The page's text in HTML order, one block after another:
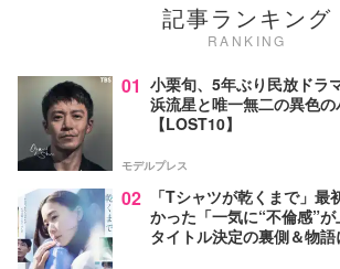
記事ランキング
RANKING
01 小栗旬、5年ぶり民放ドラ
浜流星と唯一無二の異色
【LOST10】
モデルプレス
02
「Tシャツが乾くまで」
かった「一気に“不倫感”が
タイトル決定の裏側＆物